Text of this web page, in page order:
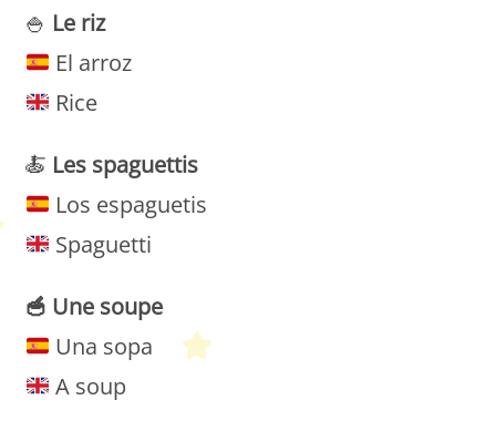
🍚 Le riz
El arroz
Rice
🍝 Les spaguettis
Los espaguetis
Spaguetti
🥣 Une soupe
Una sopa
A soup